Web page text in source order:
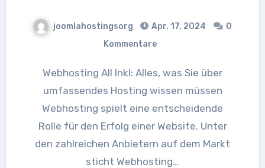
joomlahostingsorg Apr. 17, 2024
0
Kommentare
Webhosting All Inkl: Alles, was Sie über
umfassendes Hosting wissen müssen
Webhosting spielt eine entscheidende
Rolle für den Erfolg einer Website. Unter
den zahlreichen Anbietern auf dem Markt
sticht Webhosting…